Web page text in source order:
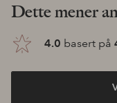
Dette mener
4.0 basert på